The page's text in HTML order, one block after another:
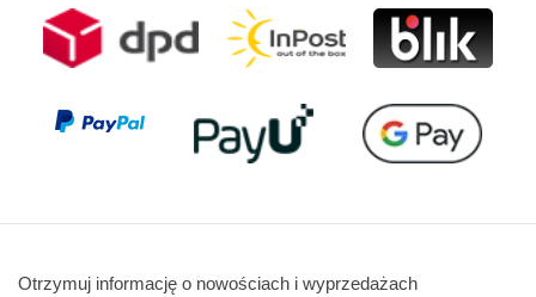
Otrzymuj informację o nowościach i wyprzedażach